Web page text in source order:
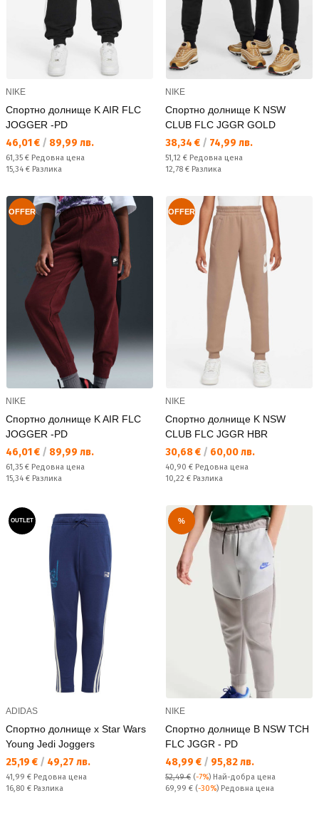
NIKE
Спортно долнище K AIR FLC
JOGGER -PD
Текуща цена:
46,01 € / 89,99 лв.
Редовна цена:
61,35 € Редовна цена
Спестявате:
15,34 € Разлика
NIKE
Спортно долнище K NSW
CLUB FLC JGGR GOLD
Текуща цена:
38,34 € / 74,99 лв.
Редовна цена:
51,12 € Редовна цена
Спестявате:
12,78 € Разлика
OFFER
NIKE
Спортно долнище K AIR FLC
JOGGER -PD
Текуща цена:
46,01 € / 89,99 лв.
Редовна цена:
61,35 € Редовна цена
Спестявате:
15,34 € Разлика
OFFER
NIKE
Спортно долнище K NSW
CLUB FLC JGGR HBR
Текуща цена:
30,68 € / 60,00 лв.
Редовна цена:
40,90 € Редовна цена
Спестявате:
10,22 € Разлика
OUTLET
ADIDAS
Спортно долнище x Star Wars
Young Jedi Joggers
Текуща цена:
25,19 € / 49,27 лв.
Редовна цена:
41,99 € Редовна цена
Спестявате:
16,80 € Разлика
%
NIKE
Спортно долнище B NSW TCH
FLC JGGR - PD
Текуща цена:
48,99 € / 95,82 лв.
52,49 € (-7%) Най-добра цена
Редовна цена:
69,99 € (-30%) Редовна цена